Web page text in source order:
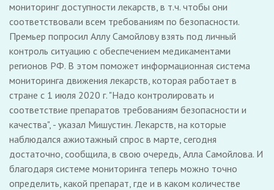
мониторинг доступности лекарств, в т.ч. чтобы они
соответствовали всем требованиям по безопасности.
Премьер попросил Аллу Самойлову взять под личный
контроль ситуацию с обеспечением медикаментами
регионов РФ. В этом поможет информационная система
мониторинга движения лекарств, которая работает в
стране с 1 июля 2020 г. "Надо контролировать и
соответствие препаратов требованиям безопасности и
качества", - указал Мишустин. Лекарств, на которые
наблюдался ажиотажный спрос в марте, сегодня
достаточно, сообщила, в свою очередь, Алла Самойлова. И
благодаря системе мониторинга теперь можно точно
определить, какой препарат, где и в каком количестве